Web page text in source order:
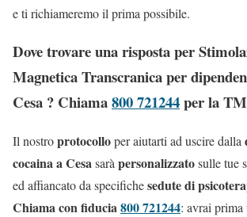
e ti richiameremo il prima possibile.
Dove trovare una risposta per
Magnetica Transcranica per
Cesa ? Chiama800 721244per la
Il nostroprotocolloper aiutarti ad uscire dalla
cocaina a Cesasarà personalizzatosulle tue
ed affiancato da specifichesedute di
Chiama con fiducia800 721244: avrai